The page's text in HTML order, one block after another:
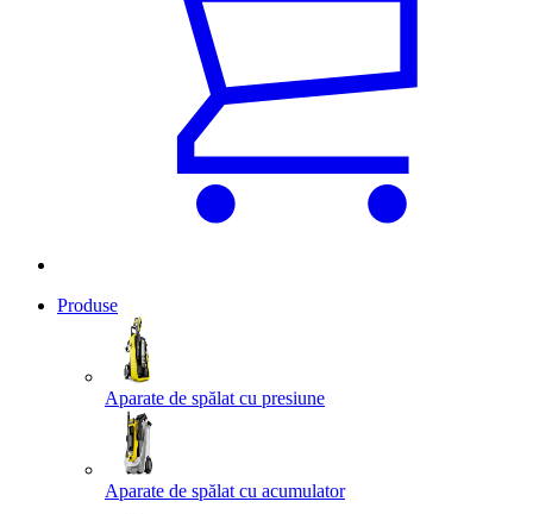
Produse
Aparate de spălat cu presiune
Aparate de spălat cu acumulator